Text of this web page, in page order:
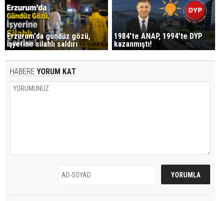
Erzurum'da gündüz gözü,
işyerine silahlı saldırı
1984'te ANAP, 1994'te DYP
kazanmıştı!
HABERE YORUM KAT